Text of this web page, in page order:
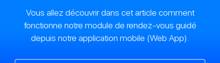
Vous allez découvrir dans cet article comment
fonctionne notre module de rendez-vous guidé
depuis notre application mobile (Web App).